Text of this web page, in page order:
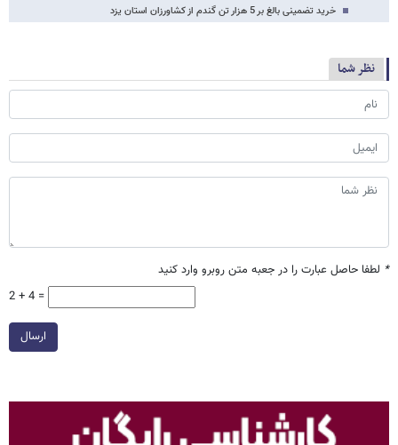
خرید تضمینی بالغ بر 5 هزار تن گندم از کشاورزان استان یزد
نظر شما
* لطفا حاصل عبارت را در جعبه متن روبرو وارد کنید
2 + 4 =
ارسال